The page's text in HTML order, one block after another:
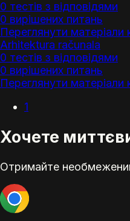
0 тестів з відповідями
0 вирішених питань
Переглянути матеріали
Arhitektura računala
0 тестів з відповідями
0 вирішених питань
Переглянути матеріали
1
Хочете
Отримайте